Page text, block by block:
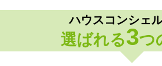
ハウスコンシェ
選ばれる3つ